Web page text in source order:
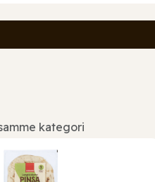
kategori